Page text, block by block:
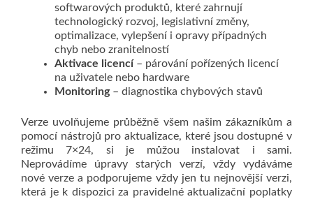
softwarových produktů, které zahrnují
technologický rozvoj, legislativní změny,
optimalizace, vylepšení i opravy případných
chyb nebo zranitelností
Aktivace licencí– párování pořízených licencí
na uživatele nebo hardware
Monitoring – diagnostika chybových stavů
Verze uvolňujeme průběžně všem našim zákazníkům a
pomocí nástrojů pro aktualizace, které jsou dostupné v
režimu 7×24, si je můžou instalovat i sami.
Neprovádíme úpravy starých verzí, vždy vydáváme
nové verze a podporujeme vždy jen tu nejnovější verzi,
která je k dispozici za pravidelné aktualizační poplatky